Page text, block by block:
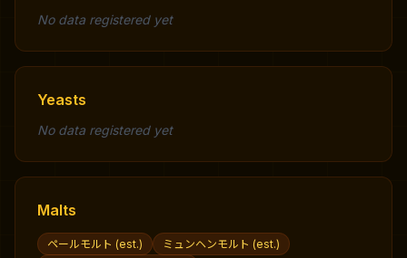
No data registered yet
Yeasts
No data registered yet
Malts
ペールモルト (est.)
ミュンヘンモルト (est.)